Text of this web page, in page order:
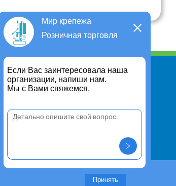
Мир крепежа
Розничная торговля
Если Вас заинтересовала наша
организации, напиши нам.
Мы с Вами свяжемся.
Принять
Информация
Для чего существует портал
Правило cookie
предложение